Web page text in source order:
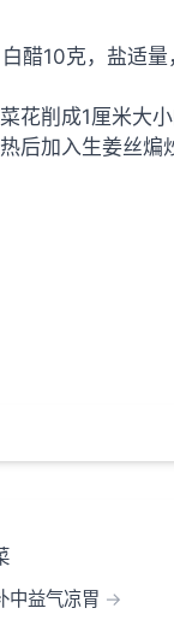
醋10克，盐适量
削成1厘米大
加入生姜丝煸
中益气凉胃